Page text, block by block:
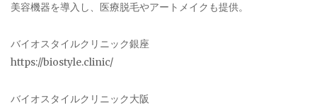
美容機器を導入し、医療脱毛やアートメイクも提供。
バイオスタイルクリニック銀座
https://biostyle.clinic/
バイオスタイルクリニック大阪